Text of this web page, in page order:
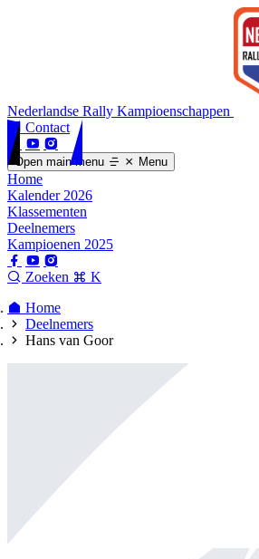
Nederlandse Rally Kampioenschappen
Contact
Open main menu Menu
Home
Kalender 2026
Klassementen
Deelnemers
Kampioenen 2025
Zoeken
K
Home
Deelnemers
Hans van Goor